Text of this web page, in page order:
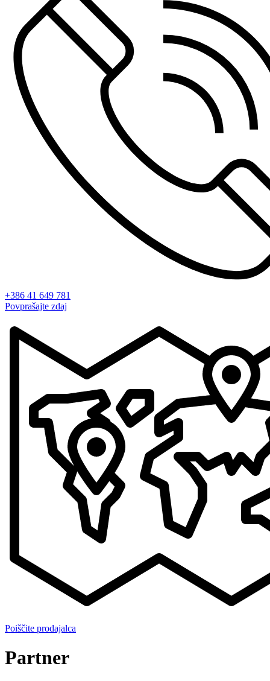
+386 41 649 781
Povprašajte zdaj
Poiščite prodajalca
Partner